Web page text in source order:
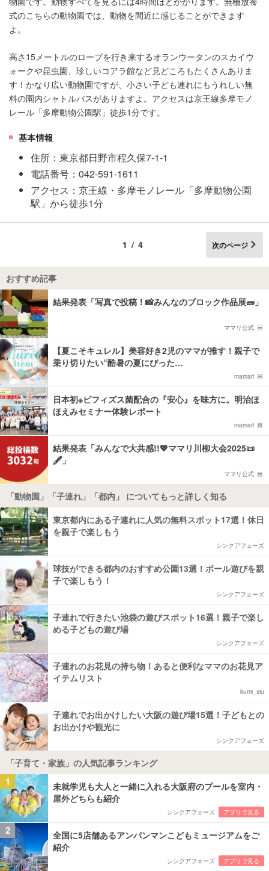
式のこちらの動物園では、動物を間近に感じることができます
よ。
高さ15メートルのロープを行き来するオランウータンのスカイウ
ォークや昆虫園、珍しいコアラ館など見どころもたくさんありま
す！かなり広い動物園ですが、小さい子ども連れにもうれしい無
料の園内シャトルバスがありますよ。アクセスは京王線多摩モノ
レール「多摩動物公園駅」徒歩1分です。
基本情報
住所：東京都日野市程久保7-1-1
電話番号：042-591-1611
アクセス：京王線・多摩モノレール「多摩動物公園
駅」から徒歩1分
1/4 次のページ
おすすめ記事
結果発表「写真で投稿！📸みんなのブロック作品展🧱」
ママリ公式
【夏こそキュレル】美容好き2児のママが推す！親子で
乗り切りたい“酷暑の夏にぴった…
mamari
日本初※ビフィズス菌配合の『安心』を味方に。明治ほ
ほえみセミナー体験レポート
mamari
結果発表「みんなで大共感!!💖ママリ川柳大会2025📜
🖋️」
ママリ公式
「動物園」「子連れ」「都内」 についてもっと詳しく知る
東京都内にある子連れに人気の無料スポット17選！休日
を親子で楽しもう
シンクアフェーズ
球技ができる都内のおすすめ公園13選！ボール遊びを親
子で楽しもう！
シンクアフェーズ
子連れで行きたい池袋の遊びスポット16選！親子で楽し
める子どもの遊び場
シンクアフェーズ
子連れのお花見の持ち物！あると便利なママのお花見ア
イテムリスト
kumi_xiu
子連れでお出かけしたい大阪の遊び場15選！子どもとの
お出かけや観光に
シンクアフェーズ
「子育て・家族」の人気記事ランキング
1
未就学児も大人と一緒に入れる大阪府のプールを室内・
屋外どちらも紹介
シンクアフェーズ アプリで見る
2
全国に5店舗あるアンパンマンこどもミュージアムをご
紹介
シンクアフェーズ アプリで見る